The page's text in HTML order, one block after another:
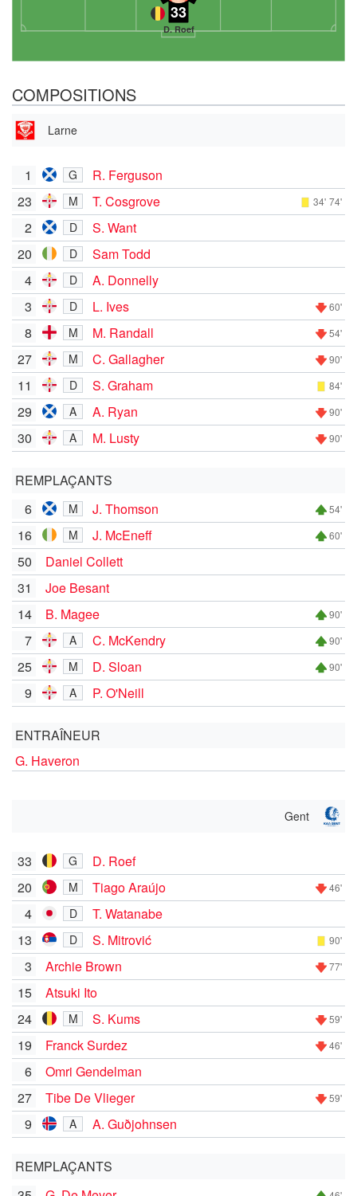
33
D. Roef
COMPOSITIONS
Larne
1 G
R. Ferguson
23
M T. Cosgrove 34' 74'
2 D
S. Want
20
D
Sam Todd
4
D
A. Donnelly
3
D L. Ives 60'
8 M M. Randall 54'
27 M C. Gallagher 90'
11 D S. Graham 84'
29 A A. Ryan 90'
30 A M. Lusty 90'
REMPLAÇANTS
6
M J. Thomson 54'
16 M J. McEneff 60'
50
Daniel Collett
31
Joe Besant
14
B. Magee 90'
7 A C. McKendry 90'
25 M D. Sloan 90'
9 A P. O'Neill
ENTRAÎNEUR
G. Haveron
Gent
33 G
D. Roef
20
M Tiago Araújo 46'
4 D
T. Watanabe
13
D S. Mitrović 90'
3 Archie Brown 77'
15
Atsuki Ito
24
M S. Kums 59'
19 Franck Surdez 46'
6
Omri Gendelman
27
Tibe De Vlieger 59'
9 A A. Guðjohnsen
REMPLAÇANTS